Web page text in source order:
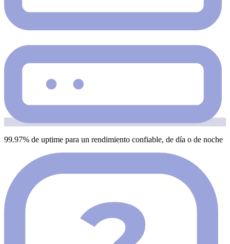
99.97% de uptime para un rendimiento confiable, de día o de noche